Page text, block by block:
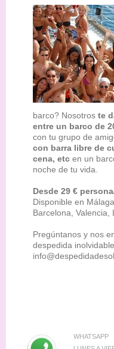
barco? Nosotros te
entre un barco de
con tu grupo de
con barra libre de
cena, etc en un
noche de tu vida.
Desde 29 €
Disponible en
Barcelona, Valencia,
Pregúntanos y nos
despedida